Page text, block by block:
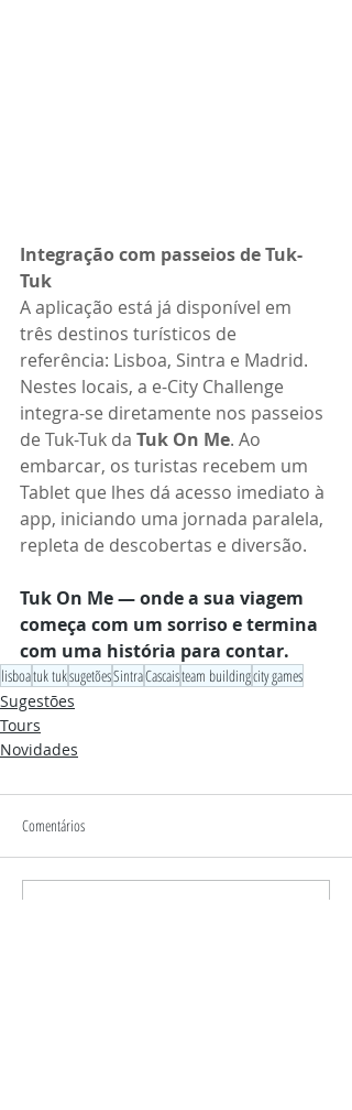
Integração com passeios de Tuk-
Tuk
A aplicação está já disponível em
três destinos turísticos de
referência: Lisboa, Sintra e Madrid.
Nestes locais, a e-City Challenge
integra-se diretamente nos passeios
de Tuk-Tuk da Tuk On Me. Ao
embarcar, os turistas recebem um
Tablet que lhes dá acesso imediato à
app, iniciando uma jornada paralela,
repleta de descobertas e diversão.
Tuk On Me — onde a sua viagem
começa com um sorriso e termina
com uma história para contar.
lisboatuk tuksugetõesSintraCascaisteam buildingcity games
Sugestões
Tours
Novidades
Comentários